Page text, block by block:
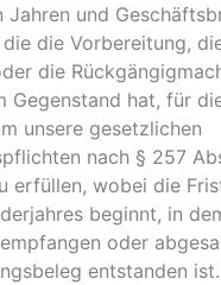
Jahren und
die Vorbereitung,
die
Gegenstand hat, für
unsere gesetzlichen
nach § 257
erfüllen, wobei die
beginnt, in
oder
entstanden ist.